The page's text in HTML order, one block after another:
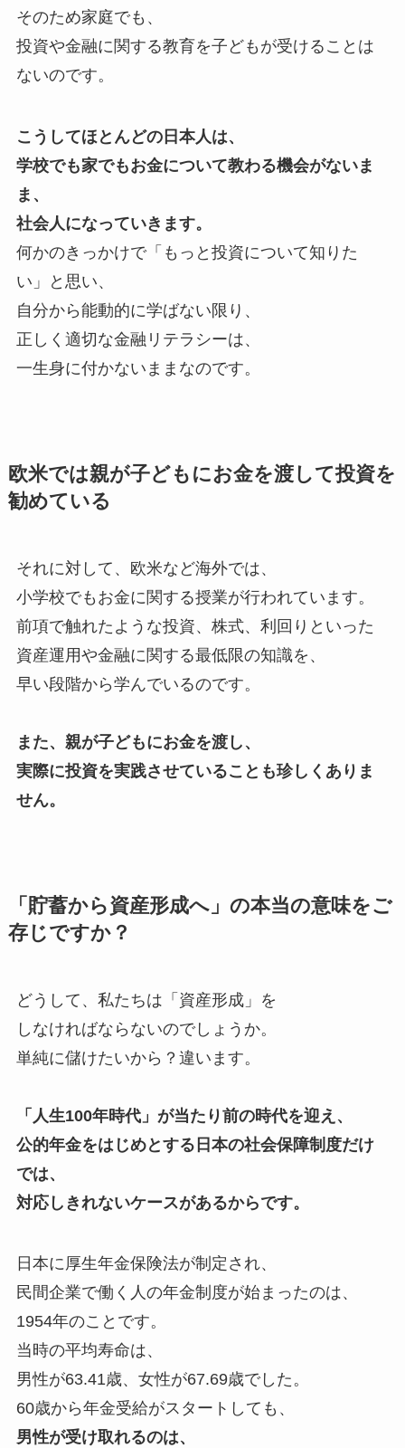
そのため家庭でも、
投資や金融に関する教育を子どもが受けることは
ないのです。
こうしてほとんどの日本人は、
学校でも家でもお金について教わる機会がないま
ま、
社会人になっていきます。
何かのきっかけで「もっと投資について知りた
い」と思い、
自分から能動的に学ばない限り、
正しく適切な金融リテラシーは、
一生身に付かないままなのです。
欧米では親が子どもにお金を渡して投資を
勧めている
それに対して、欧米など海外では、
小学校でもお金に関する授業が行われています。
前項で触れたような投資、株式、利回りといった
資産運用や金融に関する最低限の知識を、
早い段階から学んでいるのです。
また、親が子どもにお金を渡し、
実際に投資を実践させていることも珍しくありま
せん。
「貯蓄から資産形成へ」の本当の意味をご
存じですか？
どうして、私たちは「資産形成」を
しなければならないのでしょうか。
単純に儲けたいから？違います。
「人生100年時代」が当たり前の時代を迎え、
公的年金をはじめとする日本の社会保障制度だけ
では、
対応しきれないケースがあるからです。
日本に厚生年金保険法が制定され、
民間企業で働く人の年金制度が始まったのは、
1954年のことです。
当時の平均寿命は、
男性が63.41歳、女性が67.69歳でした。
60歳から年金受給がスタートしても、
男性が受け取れるのは、